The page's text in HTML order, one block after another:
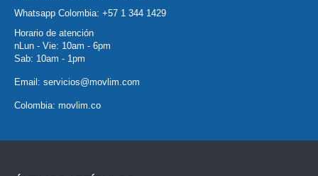
Whatsapp Colombia: +57 1 344 1429
Horario de atención
nLun - Vie: 10am - 6pm
Sab: 10am - 1pm
Email: servicios@movlim.com
Colombia: movlim.co